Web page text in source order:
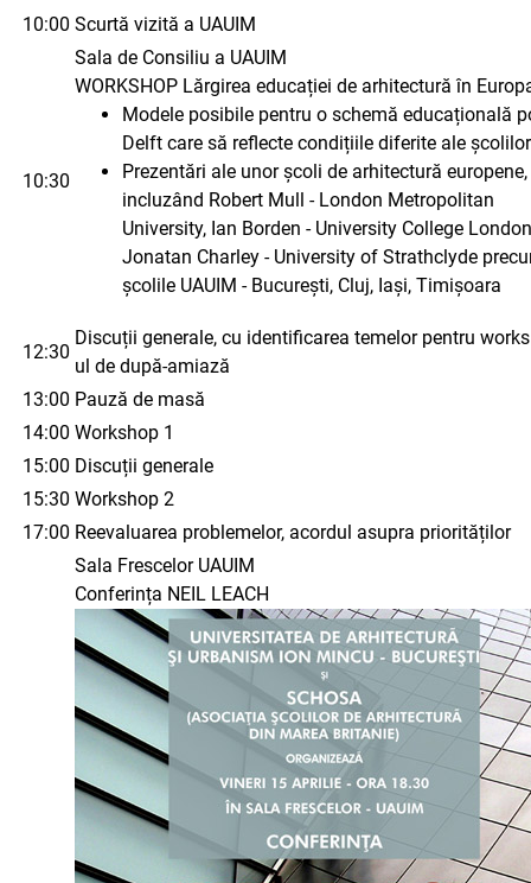
10:00 Scurtă vizită a UAUIM
10:30
Sala de Consiliu a UAUIM
WORKSHOP Lărgirea educației de arhitectură în
Modele posibile pentru o schemă educațională
Delft care să reflecte condițiile diferite ale școlilor
Prezentări ale unor școli de arhitectură europene,
incluzând Robert Mull - London Metropolitan
University, Ian Borden - University College
Jonatan Charley - University of Strathclyde
școlile UAUIM - București, Cluj, Iași, Timișoara
12:30
Discuții generale, cu identificarea temelor pentru
ul de după-amiază
13:00 Pauză de masă
14:00 Workshop 1
15:00 Discuții generale
15:30 Workshop 2
17:00 Reevaluarea problemelor, acordul asupra priorităților
Sala Frescelor UAUIM
Conferința NEIL LEACH